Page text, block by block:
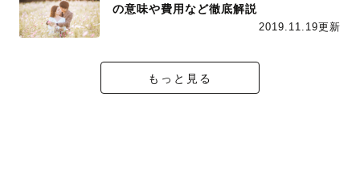
の意味や費用など徹底解説
2019.11.19更新
もっと見る